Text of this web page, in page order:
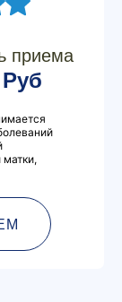
приема